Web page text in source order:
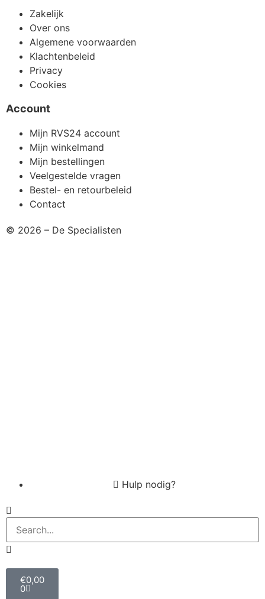
Mijn bestellingen
Veelgestelde vragen
Bestel- en retourbeleid
Contact
© 2026 – De Specialisten